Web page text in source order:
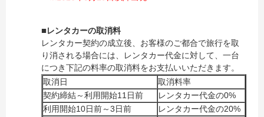
■レンタカーの取消料
レンタカー契約の成立後、お客様のご都合で旅行を取
り消される場合には、レンタカー代金に対して、一台
につき下記の料率の取消料をお支払いいただきます。
取消日
取消料率
契約締結～利用開始11日前
レンタカー代金の0%
利用開始10日前～3日前
レンタカー代金の20%